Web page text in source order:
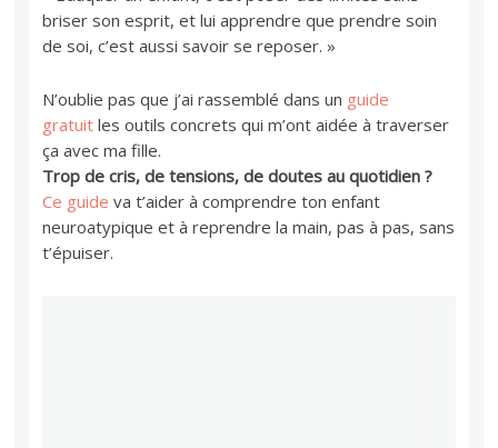
briser son esprit, et lui apprendre que prendre soin
de soi, c’est aussi savoir se reposer. »
N’oublie pas que j’ai rassemblé dans un guide
gratuit les outils concrets qui m’ont aidée à traverser
ça avec ma fille.
Trop de cris, de tensions, de doutes au quotidien ?
Ce guideva t’aider à comprendre ton enfant
neuroatypique et à reprendre la main, pas à pas, sans
t’épuiser.